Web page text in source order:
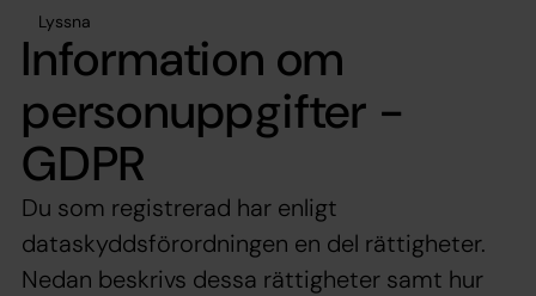
Lyssna
Information om
personuppgifter -
GDPR
Du som registrerad har enligt
dataskyddsförordningen en del rättigheter.
Nedan beskrivs dessa rättigheter samt hur